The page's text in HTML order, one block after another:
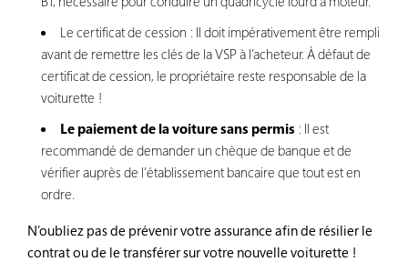
Le certificat de cession : Il doit impérativement être rempli
avant de remettre les clés de la VSP à l’acheteur. À défaut de
certificat de cession, le propriétaire reste responsable de la
voiturette !
Le paiement de la voiture sans permis : Il est
recommandé de demander un chèque de banque et de
vérifier auprès de l’établissement bancaire que tout est en
ordre.
N’oubliez pas de prévenir votre assurance afin de résilier le
contrat ou de le transférer sur votre nouvelle voiturette !